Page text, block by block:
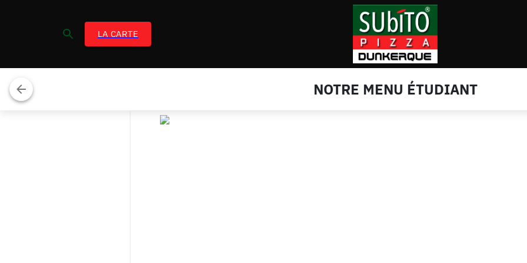
LA CARTE
NOTRE MENU ÉTUDIANT